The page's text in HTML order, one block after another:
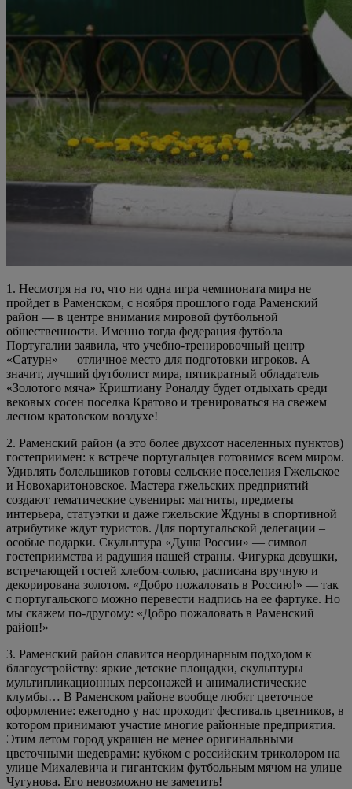
1. Несмотря на то, что ни одна игра чемпионата мира не
пройдет в Раменском, с ноября прошлого года Раменский
район — в центре внимания мировой футбольной
общественности. Именно тогда федерация футбола
Португалии заявила, что учебно-тренировочный центр
«Сатурн» — отличное место для подготовки игроков. А
значит, лучший футболист мира, пятикратный обладатель
«Золотого мяча» Криштиану Роналду будет отдыхать среди
вековых сосен поселка Кратово и тренироваться на свежем
лесном кратовском воздухе!
2. Раменский район (а это более двухсот населенных пунктов)
гостеприимен: к встрече португальцев готовимся всем миром.
Удивлять болельщиков готовы сельские поселения Гжельское
и Новохаритоновское. Мастера гжельских предприятий
создают тематические сувениры: магниты, предметы
интерьера, статуэтки и даже гжельские Ждуны в спортивной
атрибутике ждут туристов. Для португальской делегации –
особые подарки. Скульптура «Душа России» — символ
гостеприимства и радушия нашей страны. Фигурка девушки,
встречающей гостей хлебом-солью, расписана вручную и
декорирована золотом. «Добро пожаловать в Россию!» — так
с португальского можно перевести надпись на ее фартуке. Но
мы скажем по-другому: «Добро пожаловать в Раменский
район!»
3. Раменский район славится неординарным подходом к
благоустройству: яркие детские площадки, скульптуры
мультипликационных персонажей и анималистические
клумбы… В Раменском районе вообще любят цветочное
оформление: ежегодно у нас проходит фестиваль цветников, в
котором принимают участие многие районные предприятия.
Этим летом город украшен не менее оригинальными
цветочными шедеврами: кубком с российским триколором на
улице Михалевича и гигантским футбольным мячом на улице
Чугунова. Его невозможно не заметить!